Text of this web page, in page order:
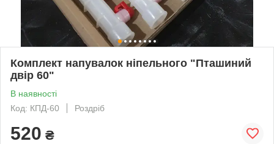
Комплект напувалок ніпельного "Пташиний
двір 60"
В наявності
Код: КПД-60
Роздріб
520 ₴